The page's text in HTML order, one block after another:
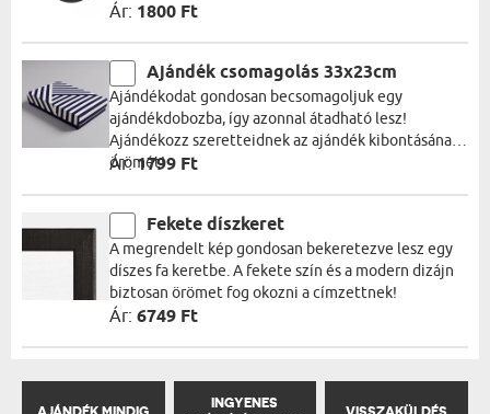
Ár: 1800 Ft
Ajándék csomagolás 33x23cm
Ajándékodat gondosan becsomagoljuk egy
ajándékdobozba, így azonnal átadható lesz!
Ajándékozz szeretteidnek az ajándék kibontásának
örömét!
Ár:1799 Ft
Fekete díszkeret
A megrendelt kép gondosan bekeretezve lesz egy
díszes fa keretbe. A fekete szín és a modern dizájn
biztosan örömet fog okozni a címzettnek!
Ár: 6749 Ft
INGYENES